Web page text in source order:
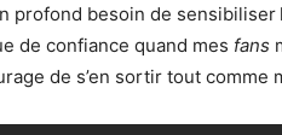
profond besoin de
de confiance quand mes fans
de s’en sortir tout comme